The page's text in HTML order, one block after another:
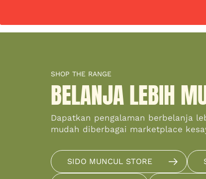
SHOP THE RANGE
BELANJA LEBIH
Dapatkan pengalaman berbelanja
mudah diberbagai marketplace
SIDO MUNCUL STORE